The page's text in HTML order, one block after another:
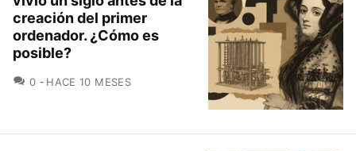
creación del primer
ordenador. ¿Cómo es
posible?
0 COMENTARIOS
HACE 10 MESES